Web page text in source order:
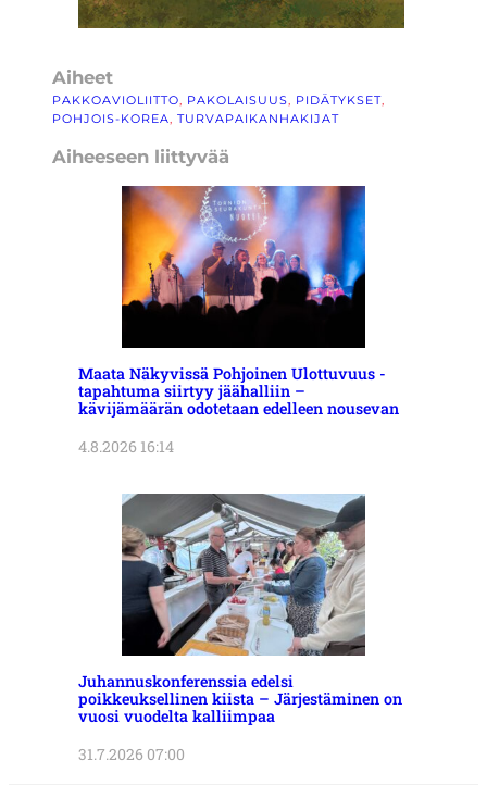
Aiheet
PAKKOAVIOLIITTO, PAKOLAISUUS, PIDÄTYKSET
POHJOIS-KOREA, TURVAPAIKANHAKIJAT
Aiheeseen liittyvää
Maata Näkyvissä Pohjoinen Ulottuvuus -
tapahtuma siirtyy jäähalliin –
kävijämäärän odotetaan edelleen nousevan
4.8.2026 16:14
Juhannuskonferenssia edelsi
poikkeuksellinen kiista – Järjestäminen on
vuosi vuodelta kalliimpaa
31.7.2026 07:00